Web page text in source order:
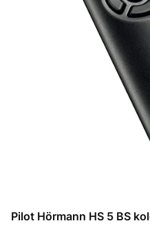
Pilot Hörmann HS 5 BS